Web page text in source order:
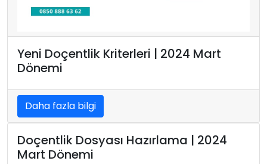
Yeni Doçentlik Kriterleri | 2024 Mart
Dönemi
Daha fazla bilgi
Doçentlik Dosyası Hazırlama | 2024
Mart Dönemi